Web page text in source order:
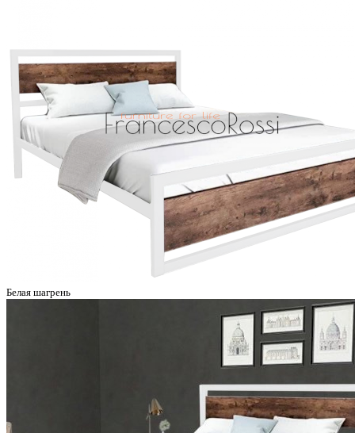
Белая шагрень